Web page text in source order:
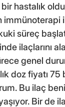
hastalık
immünoterapi
süreç
ilaçlarını
genel
doz fiyatı
Bu ilaç
Bir de